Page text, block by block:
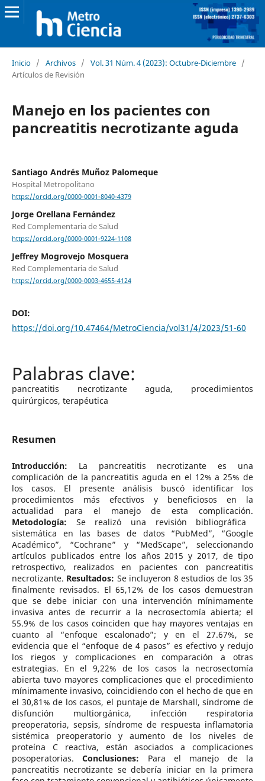
Inicio / Archivos / Vol. 31 Núm. 4 (2023): Octubre-Diciembre /
Artículos de Revisión
Manejo en los pacientes con
pancreatitis necrotizante aguda
Santiago Andrés Muñoz Palomeque
Hospital Metropolitano
https://orcid.org/0000-0001-8040-4379
Jorge Orellana Fernández
Red Complementaria de Salud
https://orcid.org/0000-0001-9224-1108
Jeffrey Mogrovejo Mosquera
Red Complementaria de Salud
https://orcid.org/0000-0003-4655-4124
DOI:
https://doi.org/10.47464/MetroCiencia/vol31/4/2023/51-60
pancreatitis necrotizante aguda, procedimientos
quirúrgicos, terapéutica
Resumen
Introducción: La pancreatitis necrotizante es una
complicación de la pancreatitis aguda en el 12% a 25% de
los casos. El presente análisis buscó identificar los
procedimientos más efectivos y beneficiosos en la
actualidad para el manejo de esta complicación.
Metodología: Se realizó una revisión bibliográfica
sistemática en las bases de datos “PubMed”, “Google
Académico”, “Cochrane” y “MedScape”, seleccionando
artículos publicados entre los años 2015 y 2017, de tipo
retrospectivo, realizados en pacientes con pancreatitis
necrotizante. Resultados: Se incluyeron 8 estudios de los 35
finalmente revisados. El 65,12% de los casos demuestran
que se debe iniciar con una intervención mínimamente
invasiva antes de recurrir a la necrosectomía abierta; el
55.9% de los casos coinciden que hay mayores ventajas en
cuanto al “enfoque escalonado”; y en el 27.67%, se
evidencia que el “enfoque de 4 pasos” es efectivo y redujo
los riegos y complicaciones en comparación a otras
estrategias. En el 9,22% de los casos la necrosectomía
abierta tuvo mayores complicaciones que el procedimiento
mínimamente invasivo, coincidiendo con el hecho de que en
el 30,81% de los casos, el puntaje de Marshall, síndrome de
disfunción multiorgánica, infección respiratoria
preoperatoria, sepsis, síndrome de respuesta inflamatoria
sistémica preoperatorio y aumento de los niveles de
proteína C reactiva, están asociados a complicaciones
posoperatorias.Conclusiones: Para el manejo de la
pancreatitis necrotizante se debería iniciar en la primera